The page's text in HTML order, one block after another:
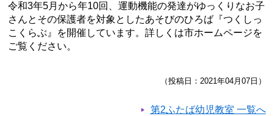
令和3年5月から年10回、運動機能の発達がゆっくりなお子
さんとその保護者を対象としたあそびのひろば『つくしっ
こくらぶ』を開催しています。詳しくは市ホームページを
ご覧ください。
（投稿日：2021年04月07日）
第2ふたば幼児教室 一覧へ